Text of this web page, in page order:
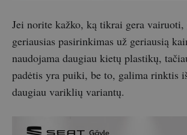
Jei norite kažko, ką tikrai gera vairuoti,
geriausias pasirinkimas už geriausią
naudojama daugiau kietų plastikų,
padėtis yra puiki, be to, galima rinktis
daugiau variklių variantų.